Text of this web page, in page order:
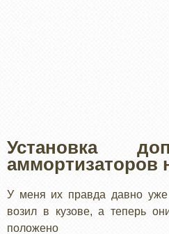
Установка
аммортизаторов
У меня их правда давно
возил в кузове, а теперь
положено